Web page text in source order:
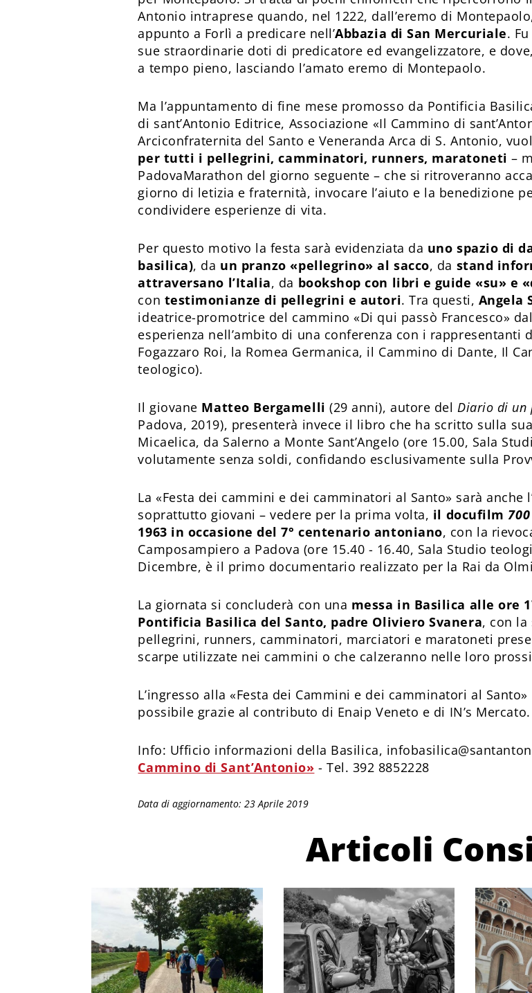
Antonio intraprese quando, nel 1222, dall’eremo di
appunto a Forlì a predicare nell’Abbazia di San Mercuriale.
sue straordinarie doti di predicatore ed evangelizzatore, e
a tempo pieno, lasciando l’amato eremo di Montepaolo.
Ma l’appuntamento di fine mese promosso da Pontificia
di sant’Antonio Editrice, Associazione «Il Cammino di
Arciconfraternita del Santo e Veneranda Arca di S. Antonio,
per tutti i pellegrini, camminatori, runners, maratoneti –
PadovaMarathon del giorno seguente – che si ritroveranno
giorno di letizia e fraternità, invocare l’aiuto e la benedizione
condividere esperienze di vita.
Per questo motivo la festa sarà evidenziata da uno spazio di
basilica), da un pranzo «pellegrino» al sacco, da stand
attraversano l’Italia, da bookshop con libri e guide «su» e
con testimonianze di pellegrini e autori. Tra questi, Angela
ideatrice-promotrice del cammino «Di qui passò Francesco»
esperienza nell’ambito di una conferenza con i
Fogazzaro Roi, la Romea Germanica, il Cammino di Dante, Il
teologico).
Il giovane Matteo Bergamelli (29 anni), autore delDiario di un
Padova, 2019), presenterà invece il libro che ha scritto sulla
Micaelica, da Salerno a Monte Sant’Angelo (ore 15.00, Sala
volutamente senza soldi, confidando esclusivamente sulla
La «Festa dei cammini e dei camminatori al Santo» sarà anche
soprattutto giovani – vedere per la prima volta, il docufilm
1963 in occasione del 7° centenario antoniano, con la
Camposampiero a Padova (ore 15.40 - 16.40, Sala Studio
Dicembre, è il primo documentario realizzato per la Rai da
La giornata si concluderà con una messa in Basilica alle ore
Pontificia Basilica del Santo, padre Oliviero Svanera, con
pellegrini, runners, camminatori, marciatori e maratoneti
scarpe utilizzate nei cammini o che calzeranno nelle loro
L’ingresso alla «Festa dei Cammini e dei camminatori al
possibile grazie al contributo di Enaip Veneto e di IN’s Mercato.
Info: Ufficio informazioni della Basilica,
Cammino di Sant’Antonio» - Tel. 392 8852228
Data di aggiornamento: 23 Aprile 2019
Articoli